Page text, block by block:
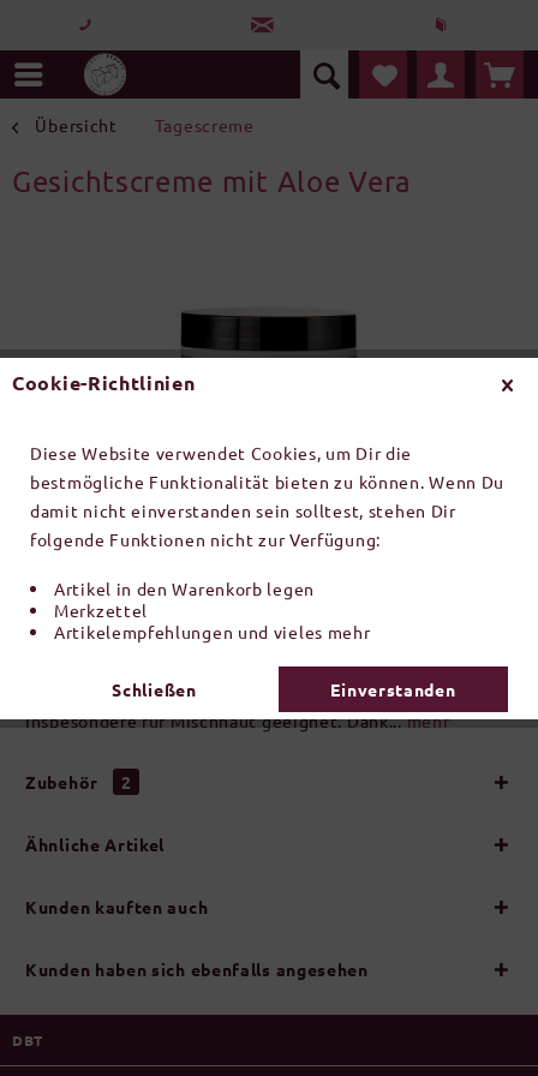
Übersicht Tagescreme
Gesichtscreme mit Aloe Vera
Inhalt:1 Stück
Artikel-Nr.:
Feuchtigkeitsspendende und nährende Gesichtscreme.
Insbesondere für Mischhaut geeignet. Dank...mehr
Zubehör 2
Ähnliche Artikel
Kunden kauften auch
Kunden haben sich ebenfalls angesehen
DBT
Cookie-Richtlinien
Diese Website verwendet Cookies, um Dir die
bestmögliche Funktionalität bieten zu können. Wenn Du
damit nicht einverstanden sein solltest, stehen Dir
folgende Funktionen nicht zur Verfügung:
Artikel in den Warenkorb legen
Merkzettel
Artikelempfehlungen und vieles mehr
Einverstanden
Schließen